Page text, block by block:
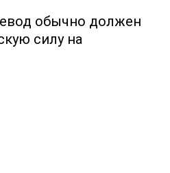
обычно должен
силу на